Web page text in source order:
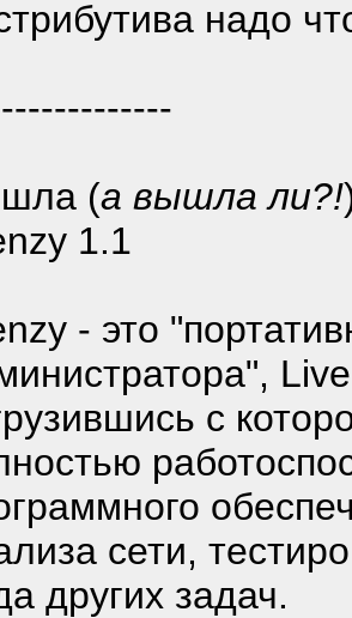
надо
(а вышла ли?!
1.1
- это
с
сети,
других задач.